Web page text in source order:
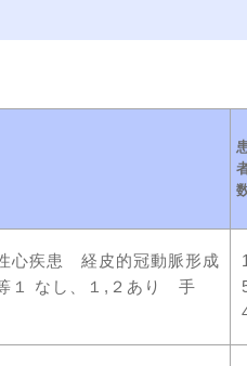
心疾患 経皮的冠動脈形成
１ なし、１,２あり 手